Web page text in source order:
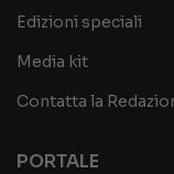
Edizioni speciali
Media kit
Contatta la
PORTALE